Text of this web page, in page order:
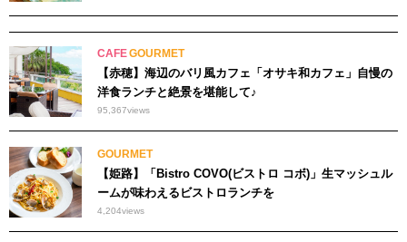
CAFEGOURMET
【赤穂】海辺のバリ風カフェ「オサキ和カフェ」自慢の
洋食ランチと絶景を堪能して♪
95,367views
GOURMET
【姫路】「Bistro COVO(ビストロ コボ)」生マッシュル
ームが味わえるビストロランチを
4,204views